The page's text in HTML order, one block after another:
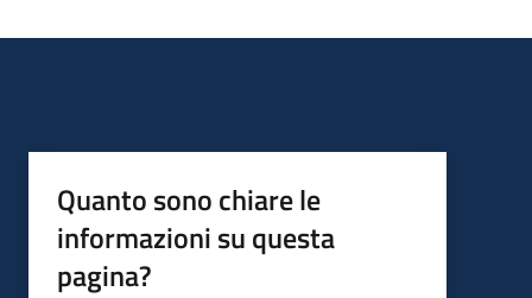
Quanto sono chiare le
informazioni su questa
pagina?